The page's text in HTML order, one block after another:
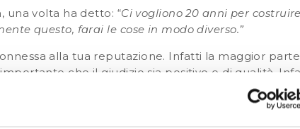
una volta ha detto: “Ci vogliono 20 anni per
questo, farai le cose in modo diverso.”
alla tua reputazione. Infatti la maggior
che il giudizio sia positivo e di qualità.